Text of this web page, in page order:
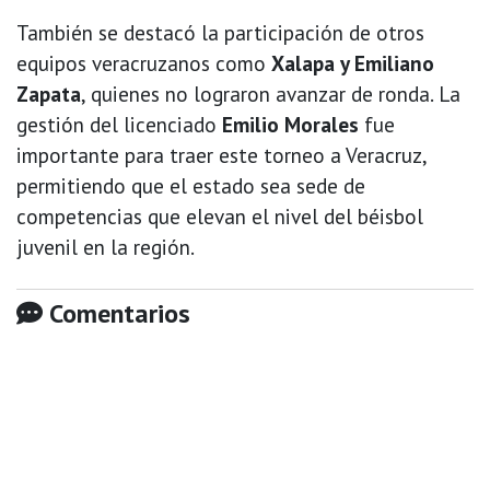
También se destacó la participación de otros
equipos veracruzanos como Xalapa y Emiliano
Zapata, quienes no lograron avanzar de ronda. La
gestión del licenciado Emilio Morales fue
importante para traer este torneo a Veracruz,
permitiendo que el estado sea sede de
competencias que elevan el nivel del béisbol
juvenil en la región.
Comentarios